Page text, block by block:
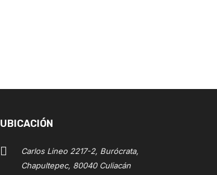
UBICACIÓN
Carlos Lineo 2217-2, Burócrata,
Chapultepec, 80040 Culiacán